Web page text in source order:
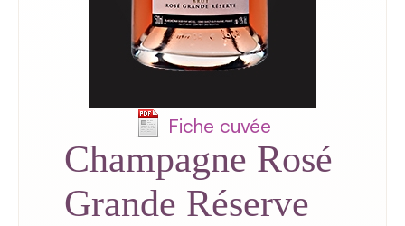
Fiche cuvée
Champagne Rosé
Grande Réserve